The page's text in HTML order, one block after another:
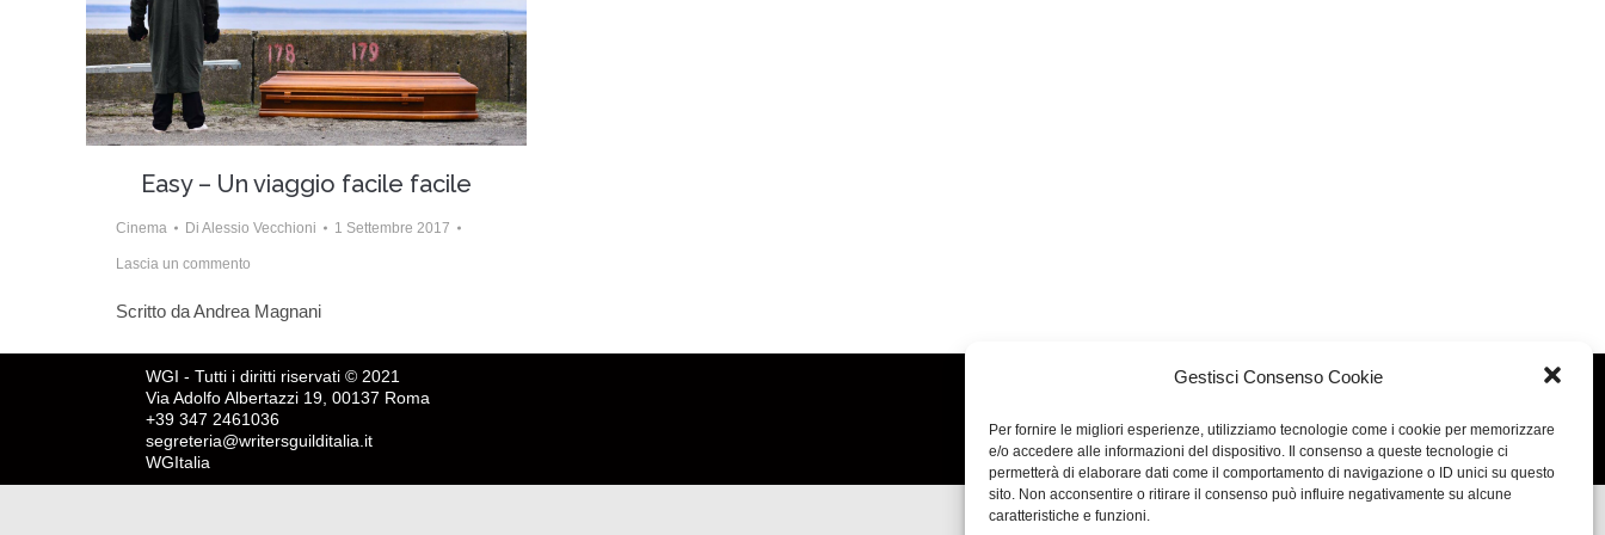
Gestisci Consenso Cookie
Per fornire le migliori esperienze, utilizziamo tecnologie come i cookie per memorizzare
e/o accedere alle informazioni del dispositivo. Il consenso a queste tecnologie ci
permetterà di elaborare dati come il comportamento di navigazione o ID unici su questo
sito. Non acconsentire o ritirare il consenso può influire negativamente su alcune
caratteristiche e funzioni.
Easy – Un viaggio facile facile
Cinema Di Alessio Vecchioni 1 Settembre 2017
Lascia un commento
Scritto da Andrea Magnani
WGI - Tutti i diritti riservati © 2021
Via Adolfo Albertazzi 19, 00137 Roma
+39 347 2461036
segreteria@writersguilditalia.it
WGItalia
Cookie & Privacy Policy